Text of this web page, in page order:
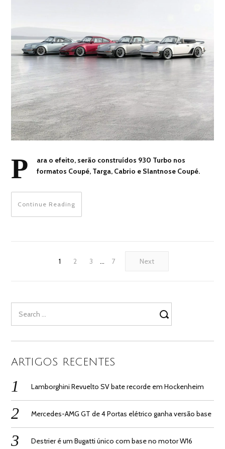
P
ara o efeito, serão construídos 930 Turbo nos
formatos Coupé, Targa, Cabrio e Slantnose Coupé.
Continue Reading
1 2 3 … 7 Next
for:
ARTIGOS RECENTES
Lamborghini Revuelto SV bate recorde em Hockenheim
Mercedes-AMG GT de 4 Portas elétrico ganha versão base
Destrier é um Bugatti único com base no motor W16